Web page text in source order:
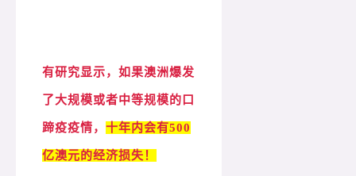
有研究显示，如果澳洲爆发
了大规模或者中等规模的口
蹄疫疫情， 十年内会有500
亿澳元的经济损失！